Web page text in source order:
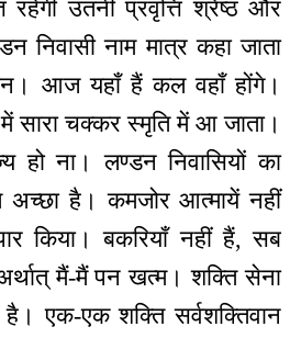
रहेगी उतनी प्रवृत्ति श्रेष्ठ और
निवासी नाम मात्र कहा जाता
आज यहाँ हैं कल वहाँ होंगे।
चक्कर स्मृति में आ जाता।
हो ना। लण्डन निवासियों का
है। कमजोर आत्मायें नहीं
किया। बकरियाँ नहीं हैं, सब
मैं-मैं पन खत्म। शक्ति सेना
एक-एक शक्ति सर्वशक्तिवान